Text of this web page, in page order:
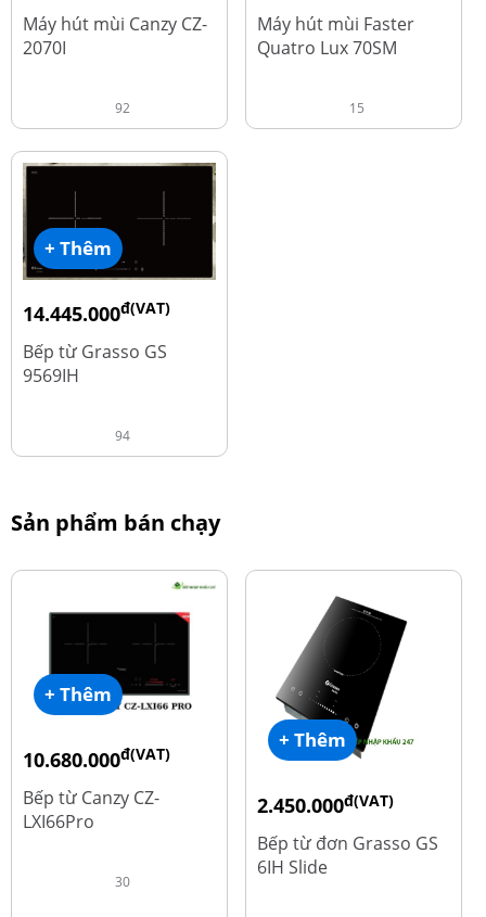
4.450.000
Máy hút mùi Canzy CZ-
2070I
92
9.700.000
Máy hút mùi Faster
Quatro Lux 70SM
15
+ Thêm
14.445.000đ(VAT)
19.260.000
Bếp từ Grasso GS
9569IH
94
Sản phẩm bán chạy
+ Thêm
10.680.000đ(VAT)
15.980.000
Bếp từ Canzy CZ-
LXI66Pro
30
+ Thêm
2.450.000đ(VAT)
3.560.000
Bếp từ đơn Grasso GS
6IH Slide